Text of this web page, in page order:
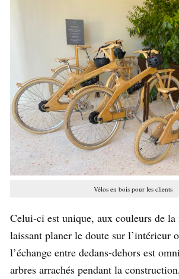
Vélos en bois pour les clients
Celui-ci est unique, aux couleurs de la
laissant planer le doute sur l’intérieur
l’échange entre dedans-dehors est
arbres arrachés pendant la